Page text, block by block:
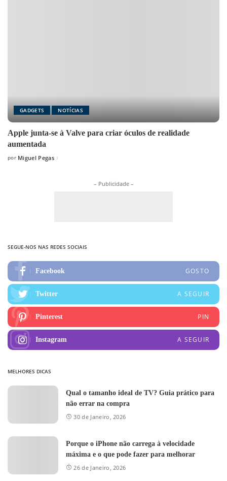
GADGETS NOTÍCIAS
Apple junta-se à Valve para criar óculos de realidade
aumentada
Posted
por Miguel Pegas
– Publicidade –
SEGUE-NOS NAS REDES SOCIAIS
Facebook GOSTO
Twitter A SEGUIR
Pinterest PIN
Instagram A SEGUIR
MELHORES DICAS
Qual o tamanho ideal de TV? Guia prático para
não errar na compra
30 de Janeiro, 2026
Porque o iPhone não carrega à velocidade
máxima e o que pode fazer para melhorar
26 de Janeiro, 2026